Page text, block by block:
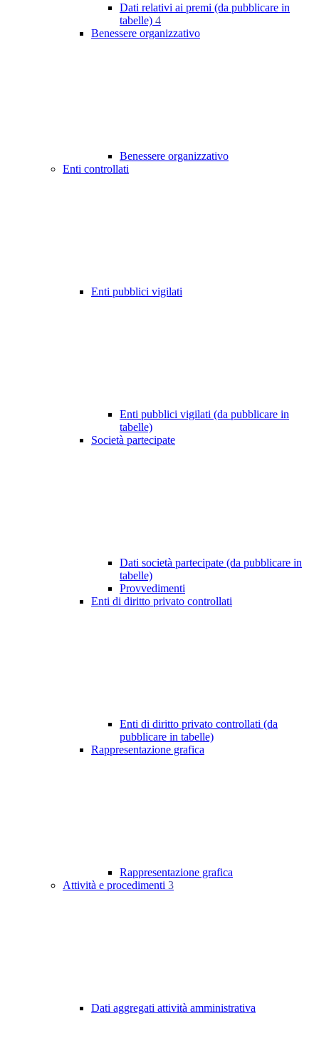
Dati relativi ai premi (da pubblicare in
tabelle) 4
Benessere organizzativo
Benessere organizzativo
Enti controllati
Enti pubblici vigilati
Enti pubblici vigilati (da pubblicare in
tabelle)
Società partecipate
Dati società partecipate (da pubblicare in
tabelle)
Provvedimenti
Enti di diritto privato controllati
Enti di diritto privato controllati (da
pubblicare in tabelle)
Rappresentazione grafica
Rappresentazione grafica
Attività e procedimenti 3
Dati aggregati attività amministrativa